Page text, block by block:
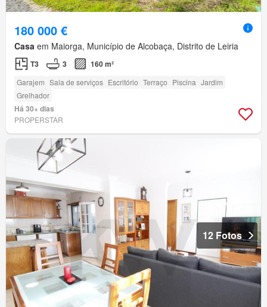
180 000 €
Casa em Maiorga, Município de Alcobaça, Distrito de Leiria
T3 3 160 m²
Garajem Sala de serviços Escritório Terraço Piscina Jardim
Grelhador
Há 30+ dias
PROPERSTAR
12 Fotos